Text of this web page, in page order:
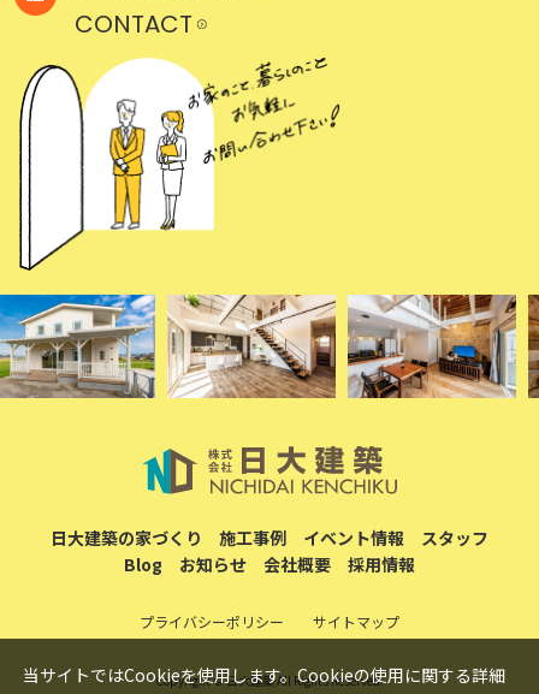
当サイトではCookieを使用します。Cookieの使用に関する詳細
CONTACT
日大建築の家づくり 施工事例 イベント情報
スタッフ
Blog
お知らせ 会社概要 採用情報
プライバシーポリシー サイトマップ
Copyright © 日大建築 All Rights Reserved.